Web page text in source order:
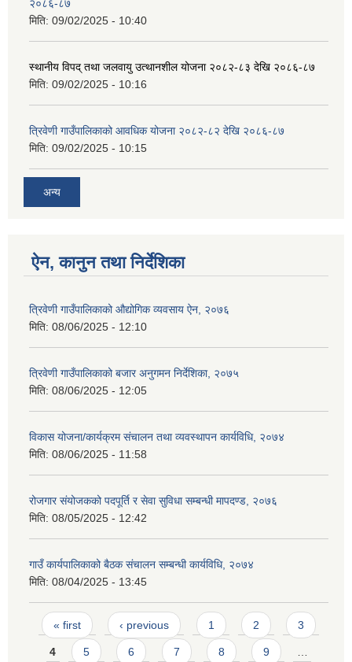
२०८६-८७
मिति: 09/02/2025 - 10:40
स्थानीय विपद् तथा जलवायु उत्थानशील योजना २०८२-८३ देखि २०८६-८७
मिति: 09/02/2025 - 10:16
त्रिवेणी गाउँपालिकाको आवधिक योजना २०८२-८२ देखि २०८६-८७
मिति: 09/02/2025 - 10:15
अन्य
ऐन, कानुन तथा निर्देशिका
त्रिवेणी गाउँपालिकाको औद्योगिक व्यवसाय ऐन, २०७६
मिति: 08/06/2025 - 12:10
त्रिवेणी गाउँपालिकाको बजार अनुगमन निर्देशिका, २०७५
मिति: 08/06/2025 - 12:05
विकास योजना/कार्यक्रम संचालन तथा व्यवस्थापन कार्यविधि, २०७४
मिति: 08/06/2025 - 11:58
रोजगार संयोजकको पदपूर्ति र सेवा सुविधा सम्बन्धी मापदण्ड, २०७६
मिति: 08/05/2025 - 12:42
गाउँ कार्यपालिकाको बैठक संचालन सम्बन्धी कार्यविधि, २०७४
मिति: 08/04/2025 - 13:45
Pages
« first ‹ previous 1 2 3
4 5 6 7 8 9